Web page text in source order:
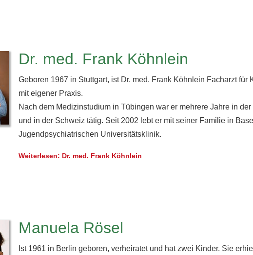
Dr. med. Frank Köhnlein
Geboren 1967 in Stuttgart, ist Dr. med. Frank Köhnlein Facharzt
mit eigener Praxis.
Nach dem Medizinstudium in Tübingen war er mehrere Jahre in
und in der Schweiz tätig. Seit 2002 lebt er mit seiner Familie in
Jugendpsychiatrischen Universitätsklinik.
Weiterlesen: Dr. med. Frank Köhnlein
Manuela Rösel
Ist 1961 in Berlin geboren, verheiratet und hat zwei Kinder. Sie